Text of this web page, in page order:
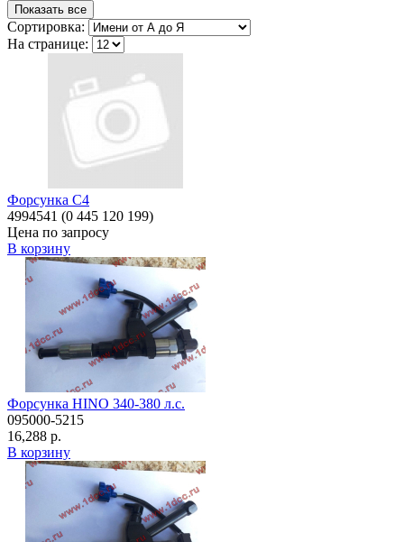
Показать все
Сортировка:
На странице:
Форсунка C4
4994541 (0 445 120 199)
Цена по запросу
В корзину
Форсунка HINO 340-380 л.с.
095000-5215
16,288 р.
В корзину